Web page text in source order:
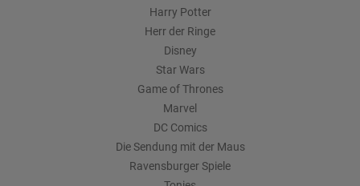
Harry Potter
Herr der Ringe
Disney
Star Wars
Game of Thrones
Marvel
DC Comics
Die Sendung mit der Maus
Ravensburger Spiele